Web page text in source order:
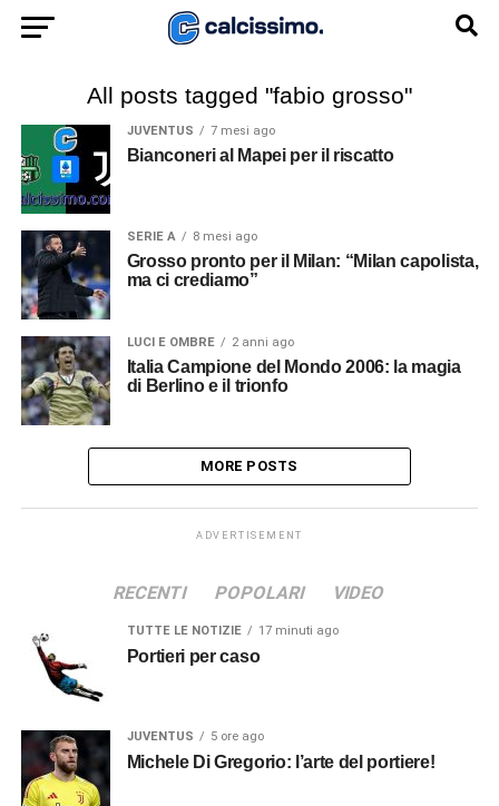
All posts tagged "fabio grosso"
JUVENTUS 7 mesi ago
Bianconeri al Mapei per il riscatto
SERIE A 8 mesi ago
Grosso pronto per il Milan: “Milan capolista,
ma ci crediamo”
LUCI E OMBRE 2 anni ago
Italia Campione del Mondo 2006: la magia
di Berlino e il trionfo
MORE POSTS
ADVERTISEMENT
RECENTI POPOLARI VIDEO
TUTTE LE NOTIZIE 17 minuti ago
Portieri per caso
JUVENTUS 5 ore ago
Michele Di Gregorio: l’arte del portiere!